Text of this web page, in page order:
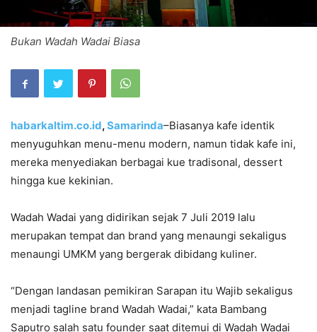
Bukan Wadah Wadai Biasa
habarkaltim.co.id,Samarinda–Biasanya kafe identik
menyuguhkan menu-menu modern, namun tidak kafe ini,
mereka menyediakan berbagai kue tradisonal, dessert
hingga kue kekinian.
Wadah Wadai yang didirikan sejak 7 Juli 2019 lalu
merupakan tempat dan brand yang menaungi sekaligus
menaungi UMKM yang bergerak dibidang kuliner.
“Dengan landasan pemikiran Sarapan itu Wajib sekaligus
menjadi tagline brand Wadah Wadai,” kata Bambang
Saputro salah satu founder saat ditemui di Wadah Wadai